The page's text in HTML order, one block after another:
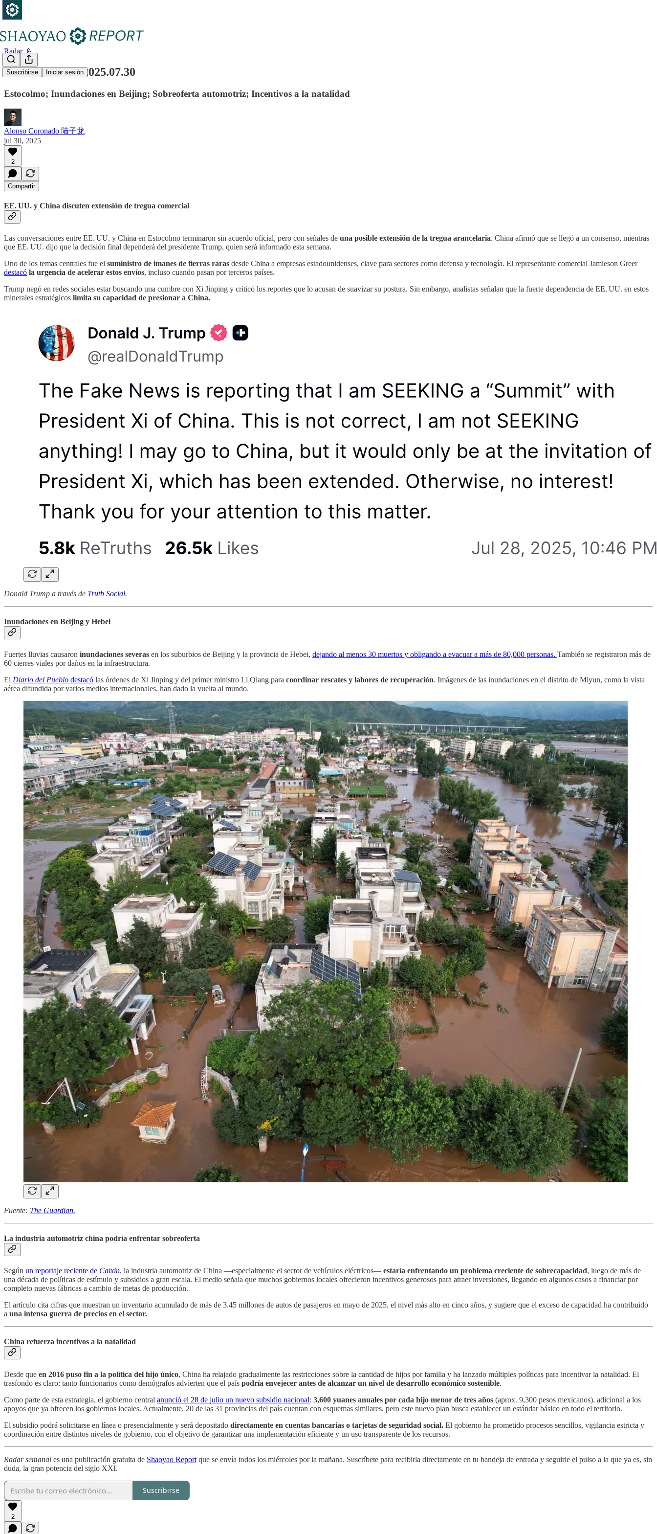
Suscribirse Iniciar sesión
Radar 📡
Radar semanal 2025.07.30
Estocolmo; Inundaciones en Beijing; Sobreoferta automotriz; Incentivos a la natalidad
Alonso Coronado 陆子龙
jul 30, 2025
2
Compartir
EE. UU. y China discuten extensión de tregua comercial
Las conversaciones entre EE. UU. y China en Estocolmo terminaron sin acuerdo oficial, pero con señales de una posible extensión de la tregua arancelaria. China afirmó que se llegó a un consenso, mientras
que EE. UU. dijo que la decisión final dependerá del presidente Trump, quien será informado esta semana.
Uno de los temas centrales fue el suministro de imanes de tierras raras desde China a empresas estadounidenses, clave para sectores como defensa y tecnología. El representante comercial Jamieson Greer
destacó la urgencia de acelerar estos envíos, incluso cuando pasan por terceros países.
Trump negó en redes sociales estar buscando una cumbre con Xi Jinping y criticó los reportes que lo acusan de suavizar su postura. Sin embargo, analistas señalan que la fuerte dependencia de EE. UU. en estos
minerales estratégicos limita su capacidad de presionar a China.
Donald Trump a través de Truth Social.
Inundaciones en Beijing y Hebei
Fuertes lluvias causaron inundaciones severas en los suburbios de Beijing y la provincia de Hebei, dejando al menos 30 muertos y obligando a evacuar a más de 80,000 personas. También se registraron más de
60 cierres viales por daños en la infraestructura.
El Diario del Pueblo destacó las órdenes de Xi Jinping y del primer ministro Li Qiang para coordinar rescates y labores de recuperación. Imágenes de las inundaciones en el distrito de Miyun, como la vista
aérea difundida por varios medios internacionales, han dado la vuelta al mundo.
Fuente: The Guardian.
La industria automotriz china podría enfrentar sobreoferta
Según un reportaje reciente de Caixin, la industria automotriz de China —especialmente el sector de vehículos eléctricos— estaría enfrentando un problema creciente de sobrecapacidad, luego de más de
una década de políticas de estímulo y subsidios a gran escala. El medio señala que muchos gobiernos locales ofrecieron incentivos generosos para atraer inversiones, llegando en algunos casos a financiar por
completo nuevas fábricas a cambio de metas de producción.
El artículo cita cifras que muestran un inventario acumulado de más de 3.45 millones de autos de pasajeros en mayo de 2025, el nivel más alto en cinco años, y sugiere que el exceso de capacidad ha contribuido
a una intensa guerra de precios en el sector.
China refuerza incentivos a la natalidad
Desde que en 2016 puso fin a la política del hijo único, China ha relajado gradualmente las restricciones sobre la cantidad de hijos por familia y ha lanzado múltiples políticas para incentivar la natalidad. El
trasfondo es claro: tanto funcionarios como demógrafos advierten que el país podría envejecer antes de alcanzar un nivel de desarrollo económico sostenible.
Como parte de esta estrategia, el gobierno central anunció el 28 de julio un nuevo subsidio nacional: 3,600 yuanes anuales por cada hijo menor de tres años (aprox. 9,300 pesos mexicanos), adicional a los
apoyos que ya ofrecen los gobiernos locales. Actualmente, 20 de las 31 provincias del país cuentan con esquemas similares, pero este nuevo plan busca establecer un estándar básico en todo el territorio.
El subsidio podrá solicitarse en línea o presencialmente y será depositado directamente en cuentas bancarias o tarjetas de seguridad social. El gobierno ha prometido procesos sencillos, vigilancia estricta y
coordinación entre distintos niveles de gobierno, con el objetivo de garantizar una implementación eficiente y un uso transparente de los recursos.
Radar semanal es una publicación gratuita de Shaoyao Report que se envía todos los miércoles por la mañana. Suscríbete para recibirla directamente en tu bandeja de entrada y seguirle el pulso a la que ya es, sin
duda, la gran potencia del siglo XXI.
Suscribirse
2